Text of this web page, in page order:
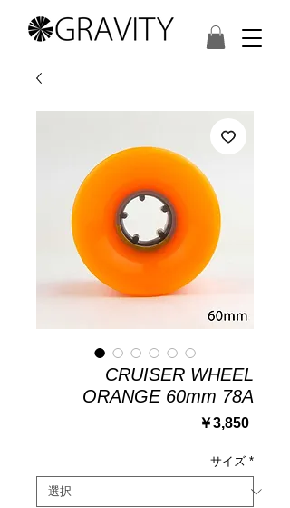
CRUISER WHEEL
ORANGE 60mm 78A
￥3,850価
サイズ *